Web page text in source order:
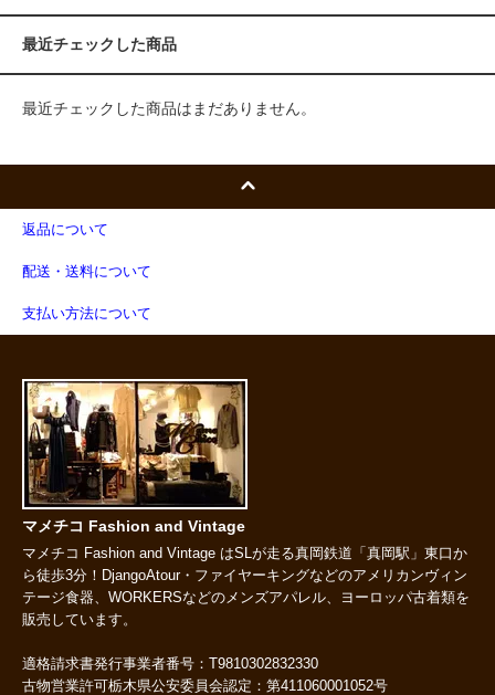
最近チェックした商品
最近チェックした商品はまだありません。
返品について
配送・送料について
支払い方法について
マメチコ Fashion and Vintage
マメチコ Fashion and Vintage はSLが走る真岡鉄道「真岡駅」東口か
ら徒歩3分！DjangoAtour・ファイヤーキングなどのアメリカンヴィン
テージ食器、WORKERSなどのメンズアパレル、ヨーロッパ古着類を
販売しています。
適格請求書発行事業者番号：T9810302832330
古物営業許可栃木県公安委員会認定：第411060001052号